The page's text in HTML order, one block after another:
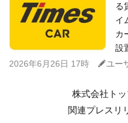
る
イ
カ
設
2026年6月26日 17時
Cユー
株式会社ト
関連プレスリ